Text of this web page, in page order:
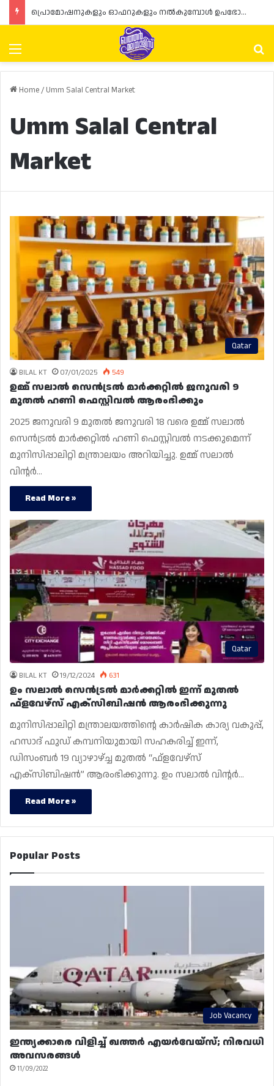
പ്രൊമോഷനുകളും ഓഫറുകളും നൽകുമ്പോൾ ഉപഭോക്താക്കളുടെ അവകാശങ്ങൾ ഉറപ്പാക്കണമെന്ന് ഖത്തർ വാണിജ്യ വ്യവസായ മന്ത്രാലയത്തിന്റെ (MoCI) നിർദ്ദേശം
Menu
Home/ Umm Salal Central Market
Umm Salal Central
Market
Qatar
BILAL KT 07/01/2025 549
ഉമ്മ് സലാൽ സെൻട്രൽ മാർക്കറ്റിൽ ജനുവരി 9
മുതൽ ഹണി ഫെസ്റ്റിവൽ ആരംഭിക്കും
2025 ജനുവരി 9 മുതൽ ജനുവരി 18 വരെ ഉമ്മ് സലാൽ
സെൻട്രൽ മാർക്കറ്റിൽ ഹണി ഫെസ്റ്റിവൽ നടക്കുമെന്ന്
മുനിസിപ്പാലിറ്റി മന്ത്രാലയം അറിയിച്ചു. ഉമ്മ് സലാൽ
വിൻ്റർ…
Read More »
Qatar
BILAL KT 19/12/2024 631
ഉം സലാൽ സെൻട്രൽ മാർക്കറ്റിൽ ഇന്ന് മുതൽ
ഫ്‌ളവേഴ്‌സ് എക്‌സിബിഷൻ ആരംഭിക്കുന്നു
മുനിസിപ്പാലിറ്റി മന്ത്രാലയത്തിൻ്റെ കാർഷിക കാര്യ വകുപ്പ്,
ഹസാദ് ഫുഡ് കമ്പനിയുമായി സഹകരിച്ച് ഇന്ന്,
ഡിസംബർ 19 വ്യാഴാഴ്ച്ച മുതൽ “ഫ്‌ളവേഴ്‌സ്
എക്‌സിബിഷൻ” ആരംഭിക്കുന്നു. ഉം സലാൽ വിൻ്റർ…
Read More »
Popular Posts
Job Vacancy
ഇന്ത്യക്കാരെ വിളിച്ച് ഖത്തർ എയർവേയ്‌സ്; നിരവധി
അവസരങ്ങൾ
11/09/2022